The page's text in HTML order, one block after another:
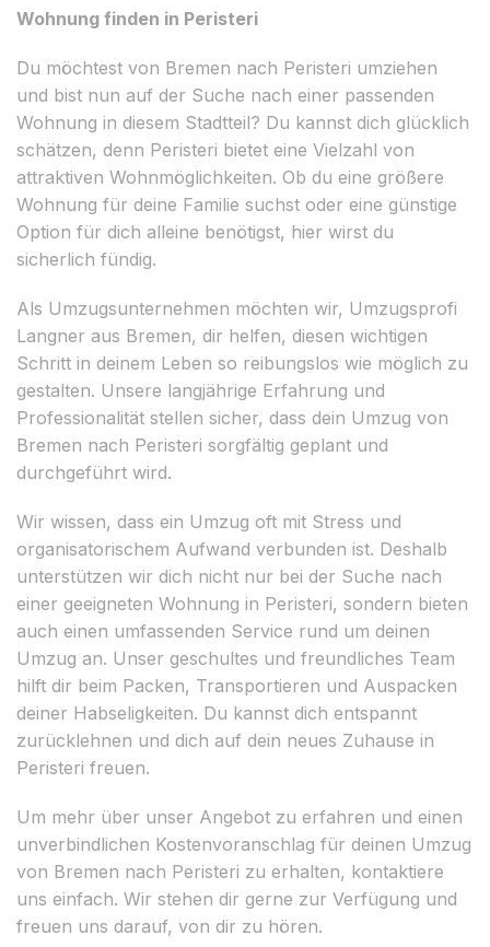
Wohnung finden in Peristeri
Du möchtest von Bremen nach Peristeri umziehen
und bist nun auf der Suche nach einer passenden
Wohnung in diesem Stadtteil? Du kannst dich glücklich
schätzen, denn Peristeri bietet eine Vielzahl von
attraktiven Wohnmöglichkeiten. Ob du eine größere
Wohnung für deine Familie suchst oder eine günstige
Option für dich alleine benötigst, hier wirst du
sicherlich fündig.
Als Umzugsunternehmen möchten wir, Umzugsprofi
Langner aus Bremen, dir helfen, diesen wichtigen
Schritt in deinem Leben so reibungslos wie möglich zu
gestalten. Unsere langjährige Erfahrung und
Professionalität stellen sicher, dass dein Umzug von
Bremen nach Peristeri sorgfältig geplant und
durchgeführt wird.
Wir wissen, dass ein Umzug oft mit Stress und
organisatorischem Aufwand verbunden ist. Deshalb
unterstützen wir dich nicht nur bei der Suche nach
einer geeigneten Wohnung in Peristeri, sondern bieten
auch einen umfassenden Service rund um deinen
Umzug an. Unser geschultes und freundliches Team
hilft dir beim Packen, Transportieren und Auspacken
deiner Habseligkeiten. Du kannst dich entspannt
zurücklehnen und dich auf dein neues Zuhause in
Peristeri freuen.
Um mehr über unser Angebot zu erfahren und einen
unverbindlichen Kostenvoranschlag für deinen Umzug
von Bremen nach Peristeri zu erhalten, kontaktiere
uns einfach. Wir stehen dir gerne zur Verfügung und
freuen uns darauf, von dir zu hören.